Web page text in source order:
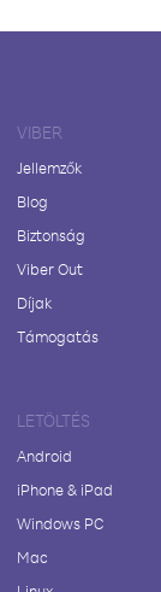
VIBER
Jellemzők
Blog
Biztonság
Viber Out
Díjak
Támogatás
LETÖLTÉS
Android
iPhone & iPad
Windows PC
Mac